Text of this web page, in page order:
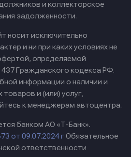
и коллекторское
задолженности.
носит исключительно
и ни при каких условиях не
определяемой
Гражданского кодекса РФ.
информации о наличии и
и (или) услуг,
к менеджерам автоцентра.
банком АО «Т-Банк».
от 09.07.2024 гОбязательное
ответственности